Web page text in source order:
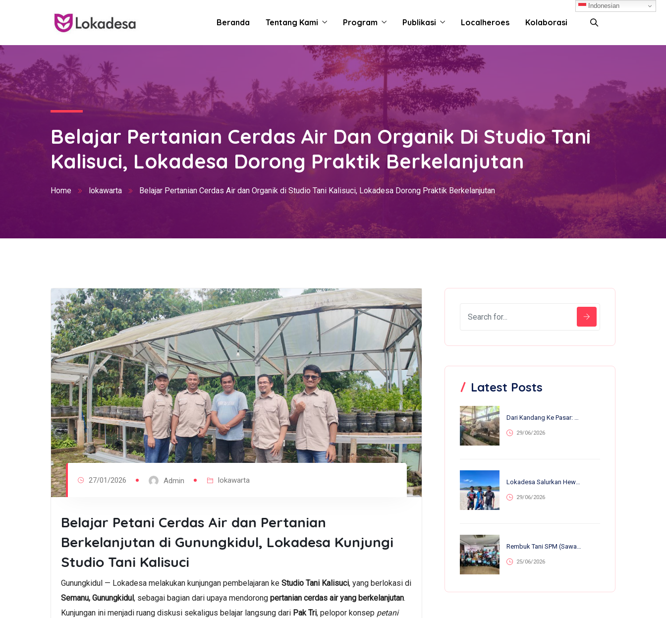
Beranda Tentang Kami Program Publikasi Localheroes Kolaborasi
Indonesian
Belajar Pertanian Cerdas Air Dan Organik Di Studio Tani
Kalisuci, Lokadesa Dorong Praktik Berkelanjutan
Home lokawarta Belajar Pertanian Cerdas Air dan Organik di Studio Tani Kalisuci, Lokadesa Dorong Praktik Berkelanjutan
27/01/2026 Admin lokawarta
Belajar Petani Cerdas Air dan Pertanian
Berkelanjutan di Gunungkidul, Lokadesa Kunjungi
Studio Tani Kalisuci
Gunungkidul — Lokadesa melakukan kunjungan pembelajaran ke Studio Tani Kalisuci, yang berlokasi di
Semanu, Gunungkidul, sebagai bagian dari upaya mendorong pertanian cerdas air yang berkelanjutan.
Kunjungan ini menjadi ruang diskusi sekaligus belajar langsung dari Pak Tri, pelopor konsep petani
Latest Posts
29/06/2026
29/06/2026
25/06/2026